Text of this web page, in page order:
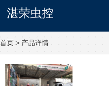
湛荣虫控
首页 > 产品详情